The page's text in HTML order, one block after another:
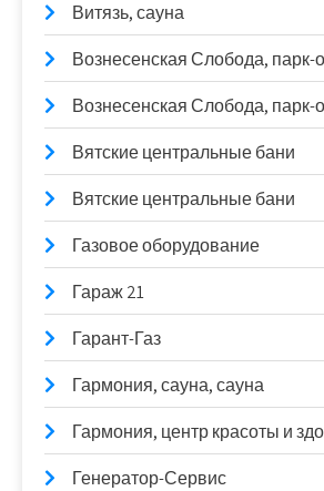
Витязь, сауна
Вознесенская Слобода, парк-
Вознесенская Слобода, парк-
Вятские центральные бани
Вятские центральные бани
Газовое оборудование
Гараж 21
Гарант-Газ
Гармония, сауна, сауна
Гармония, центр красоты и
Генератор-Сервис